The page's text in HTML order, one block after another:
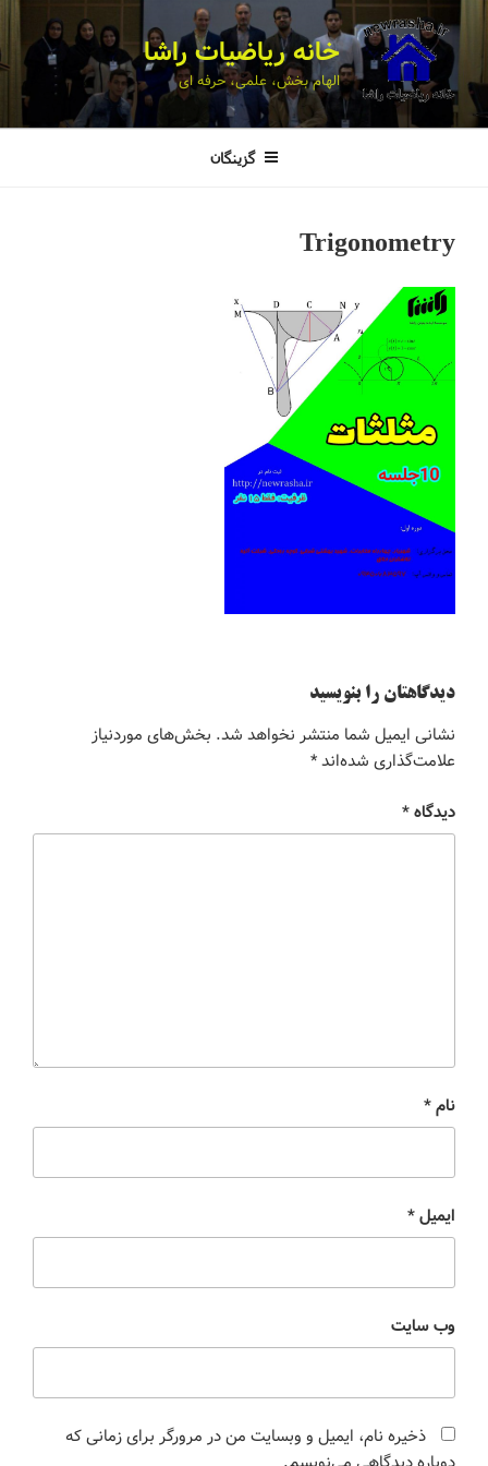
خانه ریاضیات راشا
الهام بخش، علمی، حرفه ای
گزینگان
Trigonometry
دیدگاهتان را بنویسید
نشانی ایمیل شما منتشر نخواهد شد. بخش‌های موردنیاز
علامت‌گذاری شده‌اند*
دیدگاه*
نام*
ایمیل*
وب‌ سایت
ذخیره نام، ایمیل و وبسایت من در مرورگر برای زمانی که